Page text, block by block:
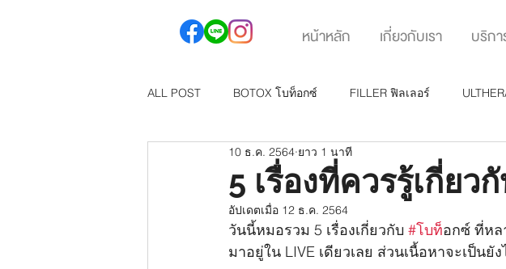
หน้าหลัก เกี่ยวกับเรา บริกา
ALL POST BOTOX โบท็อกซ์ FILLER ฟิลเลอร์
MESO FAT สลายไขมัน
5 เรื่องที่ควรรู้เกี่ย
10 ธ.ค. 2564 ยาว 1 นาที
อัปเดตเมื่อ 12 ธ.ค. 2564
วันนี้หมอรวม 5 เรื่องเกี่ยวกับ #โบทอกซ์ ที่หล
มาอยู่ใน LIVE เดียวเลย ส่วนเนื้อหาจะเป็น